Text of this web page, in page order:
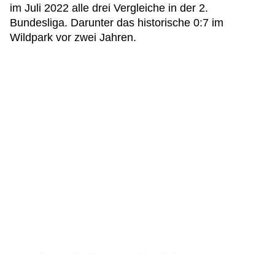
im Juli 2022 alle drei Vergleiche in der 2.
Bundesliga. Darunter das historische 0:7 im
Wildpark vor zwei Jahren.